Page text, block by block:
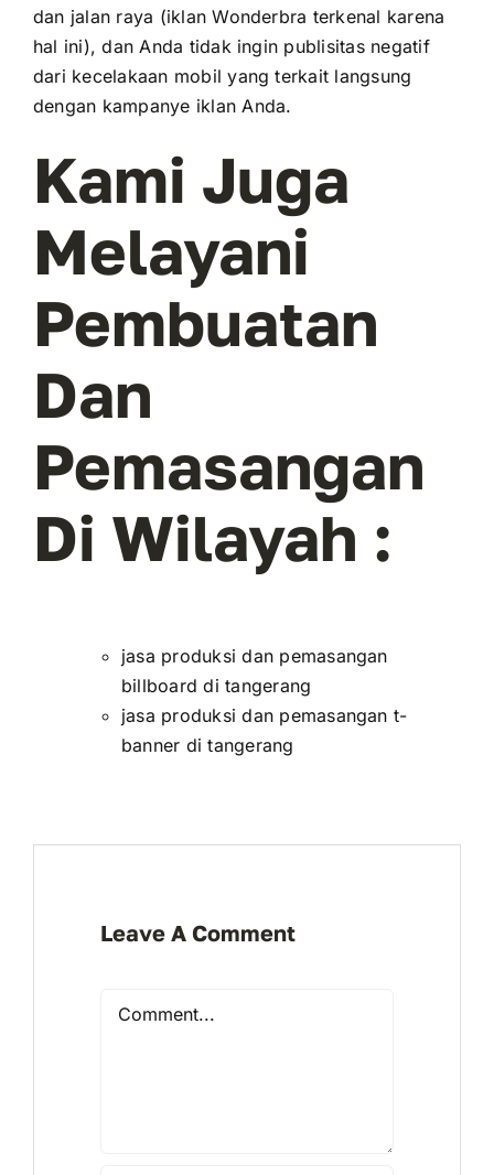
dan jalan raya (iklan Wonderbra terkenal karena
hal ini), dan Anda tidak ingin publisitas negatif
dari kecelakaan mobil yang terkait langsung
dengan kampanye iklan Anda.
Kami Juga
Melayani
Pembuatan
Dan
Pemasangan
Di Wilayah :
jasa produksi dan pemasangan
billboard di tangerang
jasa produksi dan pemasangan t-
banner di tangerang
Leave A Comment
Comment